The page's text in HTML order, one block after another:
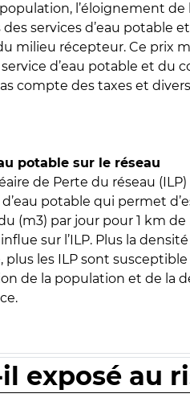
l’éloignement de
services d’eau potable
milieu récepteur. Ce prix
d’eau potable et du
compte des taxes et
potable sur le réseau
de Perte du réseau
d’eau potable qui permet
(m3) par jour pour 1 km
sur l’ILP. Plus la
les ILP sont
de la population et de la
exposé au